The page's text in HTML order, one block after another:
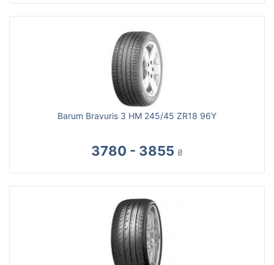
Barum Bravuris 3 HM 245/45 ZR18 96Y
3780 - 3855 ₴